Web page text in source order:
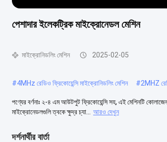
পেশাদার ইলেকট্রিক মাইক্রোনেডল মেশিন
মাইক্রোনিডলিং মেশিন 2025-02-05
#4MHz রেডিও ফ্রিকোয়েন্সি মাইক্রোনিডলিং মেশিন #2MHZ
পণ্যের বর্ণনাঃ ২-৪ এম আউটপুট ফ্রিকোয়েন্সি সহ, এই মেশিনটি
মাইক্রোনেডলগুলি ত্বকে ক্ষুদ্র চ্যা...
আরও দেখুন
দর্শনার্থীর বার্তা